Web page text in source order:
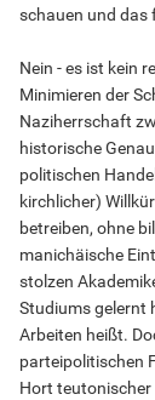
schauen und das
Nein - es ist kein
Minimieren der
Naziherrschaft
historische
politischen
kirchlicher)
betreiben, ohne
manichäische
stolzen
Studiums gelernt
Arbeiten heißt.
parteipolitischen
Hort teutonischer